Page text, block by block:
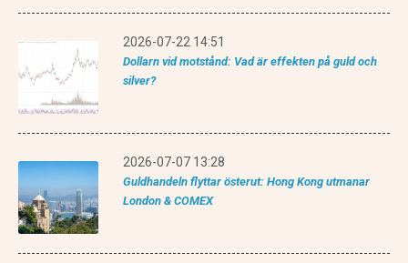
2026-07-22 14:51
Dollarn vid motstånd: Vad är effekten på guld och
silver?
2026-07-07 13:28
Guldhandeln flyttar österut: Hong Kong utmanar
London & COMEX